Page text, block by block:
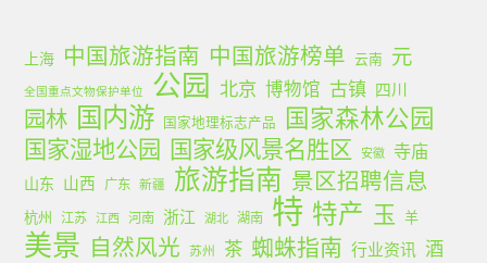
上海 中国旅游指南 中国旅游榜单 云南 元
全国重点文物保护单位 公园 北京 博物馆 古镇 四川
园林 国内游 国家地理标志产品 国家森林公园
国家湿地公园 国家级风景名胜区 安徽 寺庙
山东 山西 广东 新疆 旅游指南 景区招聘信息
杭州 江苏 江西 河南 浙江 湖北 湖南 特 特产 玉 羊
美景 自然风光 苏州 茶 蜘蛛指南 行业资讯 酒